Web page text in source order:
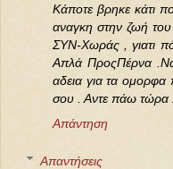
Κάποτε βρηκε κάτι
αναγκη στην ζωή
ΣΥΝ-Χωράς , γιατι
Απλά ΠροςΠέρνα
αδεια για τα ομορφα
σου . Αντε πάω
Απάντηση
Απαντήσεις